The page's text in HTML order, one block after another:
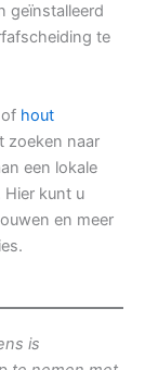
geïnstalleerd
te
hout
zoeken naar
een lokale
Hier kunt u
en meer
is